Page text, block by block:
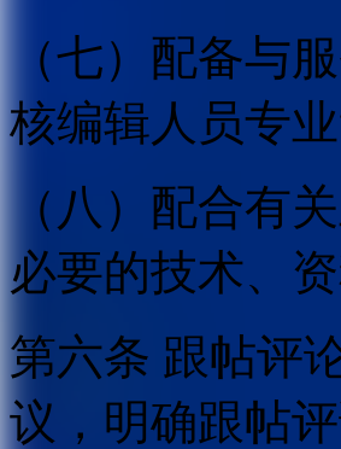
（七）配备与
核编辑人员专业
（八）配合有
必要的技术、
第六条 跟帖评
议，明确跟帖